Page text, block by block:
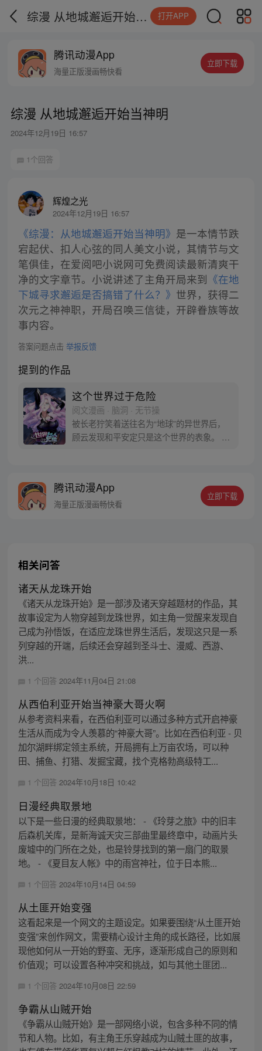
综漫 从地城邂逅开始当神明 打开APP
腾讯动漫App
海量正版漫画畅快看
立即下载
综漫 从地城邂逅开始当神明
2024年12月19日 16:57
1个回答
辉煌之光
2024年12月19日 16:57
《综漫：从地城邂逅开始当神明》 是一本情节跌
宕起伏、扣人心弦的同人美文小说，其情节与文
笔俱佳，在爱阅吧小说网可免费阅读最新清爽干
净的文字章节。小说讲述了主角开局来到 《在地
下城寻求邂逅是否搞错了什么？》 世界，获得二
次元之神神职，开局召唤三信徒，开辟眷族等故
事内容。
答案问题点击 举报反馈
提到的作品
这个世界过于危险
阅文漫画 · 脑洞 · 无节操
被长老狞笑着送往名为“地球”的异世界后，
顾云发现和平安定只是这个世界的表象。 恶
不能寐的都市传说诞生了 《这个世界过于危
险》每周三、六双更，读者群：561675062
腾讯动漫App
海量正版漫画畅快看
立即下载
相关问答
诸天从龙珠开始
《诸天从龙珠开始》是一部涉及诸天穿越题材的作品，其
故事设定为人物穿越到龙珠世界，如主角一觉醒来发现自
己成为孙悟饭，在适应龙珠世界生活后，发现这只是一系
列穿越的开端，后续还会穿越到圣斗士、漫威、西游、
洪...
1 个回答 2024年11月04日 21:08
从西伯利亚开始当神豪大哥火啊
从参考资料来看，在西伯利亚可以通过多种方式开启神豪
生活从而成为令人羡慕的“神豪大哥”。比如在西伯利亚 - 贝
加尔湖畔绑定领主系统，开局拥有上万亩农场，可以种
田、捕鱼、打猎、发掘宝藏，找个克格勃高级特工...
1 个回答 2024年10月18日 10:42
日漫经典取景地
以下是一些日漫的经典取景地： - 《玲芽之旅》中的旧丰
后森机关库，是新海诚天灾三部曲里最终章中，动画片头
废墟中的门所在之处，也是铃芽找到的第一扇门的取景
地。 - 《夏目友人帐》中的雨宫神社，位于日本熊...
1 个回答 2024年10月14日 04:59
从土匪开始变强
这看起来是一个网文的主题设定。如果要围绕“从土匪开始
变强”来创作网文，需要精心设计主角的成长路径，比如展
现他如何从一开始的野蛮、无序，逐渐形成自己的原则和
价值观；可以设置各种冲突和挑战，如与其他土匪团...
1 个回答 2024年10月08日 22:59
争霸从山贼开始
《争霸从山贼开始》是一部网络小说，包含多种不同的情
节和人物。比如，有主角王乐穿越成为山贼土匪的故事，